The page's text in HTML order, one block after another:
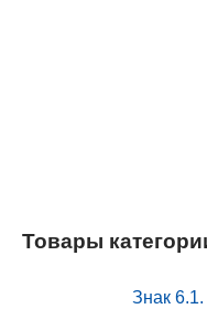
Товары
Знак 6.1.